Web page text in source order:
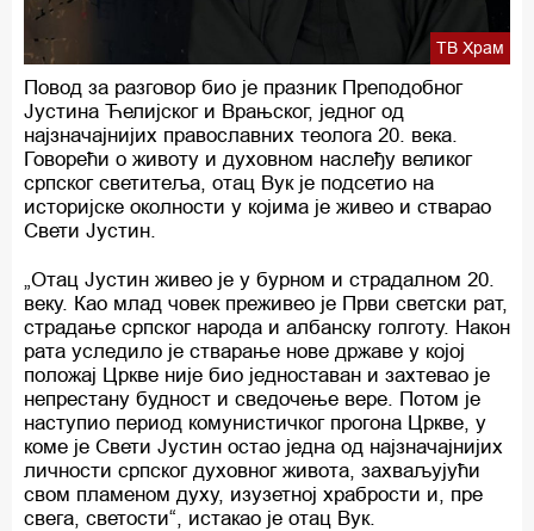
ТВ Храм
Повод за разговор био је празник Преподобног
Јустина Ћелијског и Врањског, једног од
најзначајнијих православних теолога 20. века.
Говорећи о животу и духовном наслеђу великог
српског светитеља, отац Вук је подсетио на
историјске околности у којима је живео и стварао
Свети Јустин.
„Отац Јустин живео је у бурном и страдалном 20.
веку. Као млад човек преживео је Први светски рат,
страдање српског народа и албанску голготу. Након
рата уследило је стварање нове државе у којој
положај Цркве није био једноставан и захтевао је
непрестану будност и сведочење вере. Потом је
наступио период комунистичког прогона Цркве, у
коме је Свети Јустин остао једна од најзначајнијих
личности српског духовног живота, захваљујући
свом пламеном духу, изузетној храбрости и, пре
свега, светости“, истакао је отац Вук.